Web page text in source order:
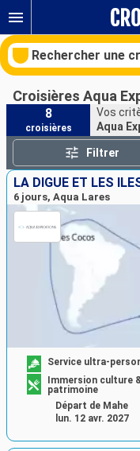
Rechercher une
Nos destinations
Mois de départ
Ports
Croisières Aqua
8
croisières
Vos
Aqua
Filtrer
LA DIGUE ET LES
6 jours, Aqua Lares
Service ultra-
Immersion culture
patrimoine
Départ de Mahe
lun. 12 avr. 2027